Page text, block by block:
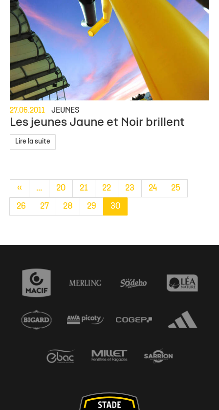
27.06.2011 JEUNES
Les jeunes Jaune et Noir brillent
Lire la suite
« ... 20 21 22 23 24 25
26 27 28 29 30